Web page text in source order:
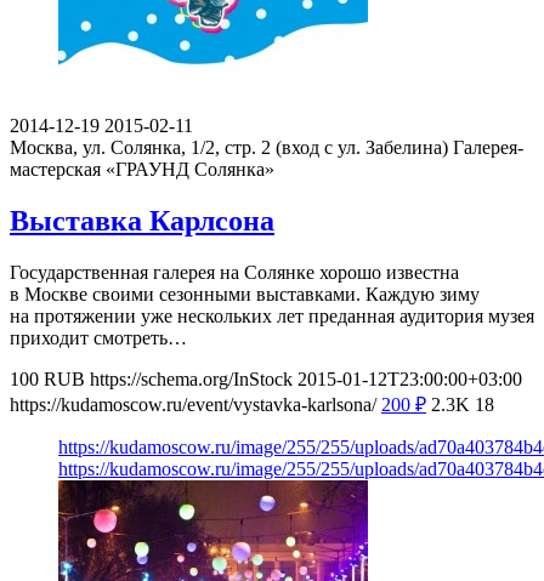
2014-12-19 2015-02-11
Москва, ул. Солянка, 1/2, стр. 2 (вход с ул. Забелина) Галерея-
мастерская «ГРАУНД Солянка»
Выставка Карлсона
Государственная галерея на Солянке хорошо известна
в Москве своими сезонными выставками. Каждую зиму
на протяжении уже нескольких лет преданная аудитория музея
приходит смотреть…
100 RUB https://schema.org/InStock 2015-01-12T23:00:00+03:00
https://kudamoscow.ru/event/vystavka-karlsona/ 200 ₽ 2.3K 18
https://kudamoscow.ru/image/255/255/uploads/
https://kudamoscow.ru/image/255/255/uploads/